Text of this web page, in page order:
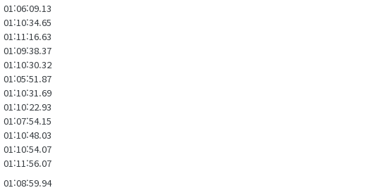
01:06:09.13
01:10:34.65
01:11:16.63
01:09:38.37
01:10:30.32
01:05:51.87
01:10:31.69
01:10:22.93
01:07:54.15
01:10:48.03
01:10:54.07
01:11:56.07
01:08:59.94